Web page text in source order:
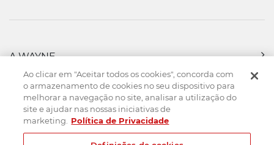
A WAYNE
PRODUTOS
FORÇA DE VENDAS
ASSISTÊNCIA TÉCNICA
DOWNLOADS
CONTATO
Ao clicar em "Aceitar todos os cookies", concorda com
o armazenamento de cookies no seu dispositivo para
melhorar a navegação no site, analisar a utilização do
site e ajudar nas nossas iniciativas de
marketing.
Política de Privacidade